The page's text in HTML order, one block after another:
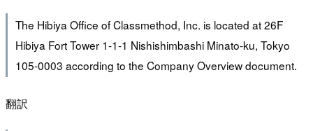
The Hibiya Office of Classmethod, Inc. is located at 26F
Hibiya Fort Tower 1-1-1 Nishishimbashi Minato-ku, Tokyo
105-0003 according to the Company Overview document.
翻訳